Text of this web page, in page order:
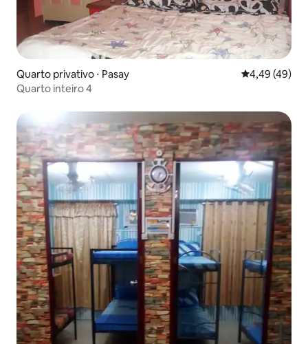
Quarto privativo ⋅ Pasay 4,49 de uma
4,49 (49)
Quarto inteiro 4